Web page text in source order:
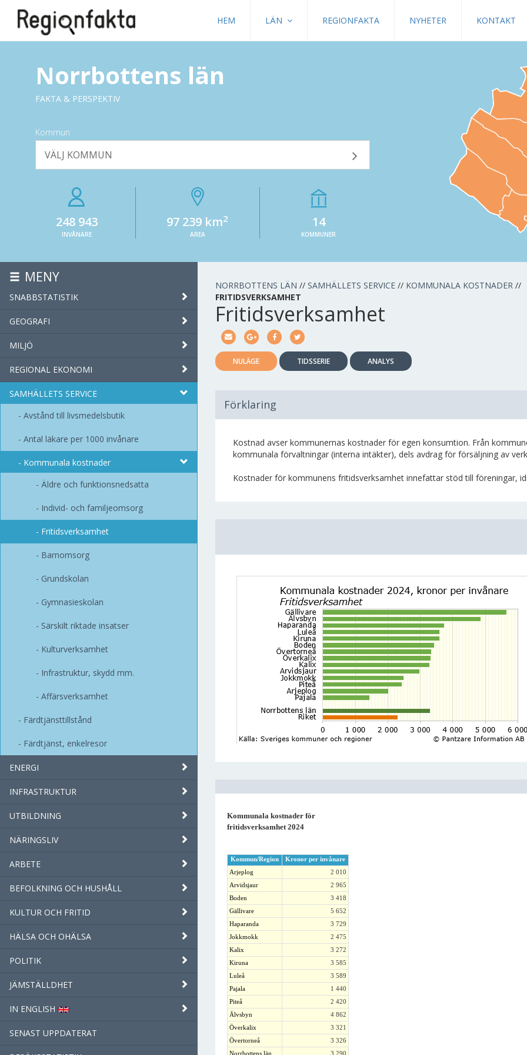
HEM LÄN REGIONFAKTA NYHETER KONTAKT
Norrbottens län
FAKTA & PERSPEKTIV
Kommun
VÄLJ KOMMUN
248 943
INVÅNARE
97 239 km2
AREA
14
KOMMUNER
MENY
SNABBSTATISTIK
GEOGRAFI
MILJÖ
REGIONAL EKONOMI
SAMHÄLLETS SERVICE
Avstånd till livsmedelsbutik
Antal läkare per 1000 invånare
Kommunala kostnader
Äldre och funktionsnedsatta
Individ- och familjeomsorg
Fritidsverksamhet
Barnomsorg
Grundskolan
Gymnasieskolan
Särskilt riktade insatser
Kulturverksamhet
Infrastruktur, skydd mm.
Affärsverksamhet
Färdtjänsttillstånd
Färdtjänst, enkelresor
ENERGI
INFRASTRUKTUR
UTBILDNING
NÄRINGSLIV
ARBETE
BEFOLKNING OCH HUSHÅLL
KULTUR OCH FRITID
HÄLSA OCH OHÄLSA
POLITIK
JÄMSTÄLLDHET
IN ENGLISH
SENAST UPPDATERAT
NORRBOTTENS LÄN // SAMHÄLLETS SERVICE // KOMMUNALA KOSTNADER //
FRITIDSVERKSAMHET
Fritidsverksamhet
NULÄGE TIDSSERIE ANALYS
Förklaring
Kostnad avser kommunernas kostnader för egen konsumtion. Från
kommunala förvaltningar (interna intäkter), dels avdrag för försäljning av
Kostnader för kommunens fritidsverksamhet innefattar stöd till föreningar,
Kommunala kostnader för
fritidsverksamhet 2024
Kommun/Region
Kronor per invånare
Arjeplog
2 010
Arvidsjaur
2 965
Boden
3 418
Gällivare
5 652
Haparanda
3 729
Jokkmokk
2 475
Kalix
3 272
Kiruna
3 585
Luleå
3 589
Pajala
1 440
Piteå
2 420
Älvsbyn
4 862
Överkalix
3 321
Övertorneå
3 326
Norrbottens län
3 290